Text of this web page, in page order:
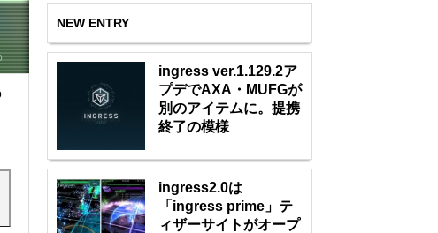
NEW ENTRY
ingress ver.1.129.2ア
プデでAXA・MUFGが
別のアイテムに。提携
終了の模様
ingress2.0は
「ingress prime」テ
ィザーサイトがオープ